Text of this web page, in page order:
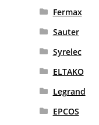
Fermax
Sauter
Syrelec
ELTAKO
Legrand
EPCOS